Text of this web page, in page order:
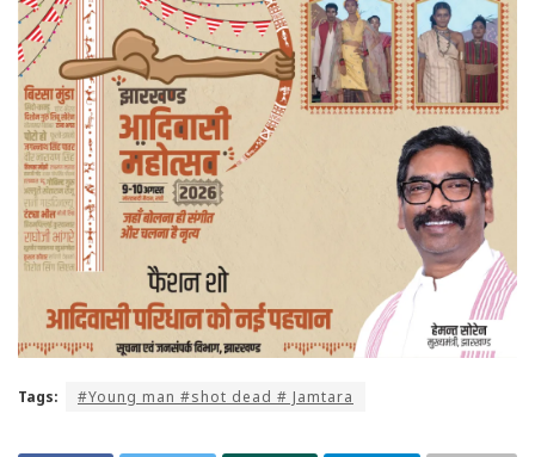
Tags: #Young man #shot dead # Jamtara